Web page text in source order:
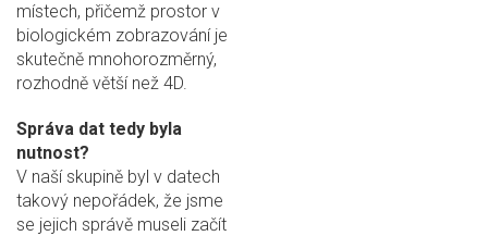
místech, přičemž prostor v
biologickém zobrazování je
skutečně mnohorozměrný,
rozhodně větší než 4D.
Správa dat tedy byla
nutnost?
V naší skupině byl v datech
takový nepořádek, že jsme
se jejich správě museli začít